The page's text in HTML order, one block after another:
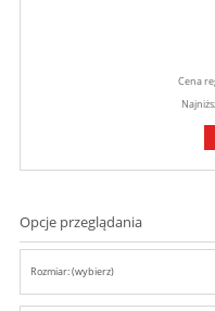
Cena
Opcje przeglądania
Rozmiar: (wybierz)